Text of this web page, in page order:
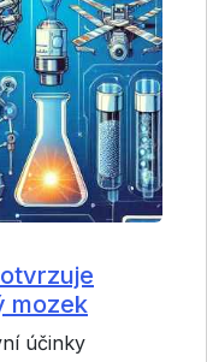
mozek
účinky